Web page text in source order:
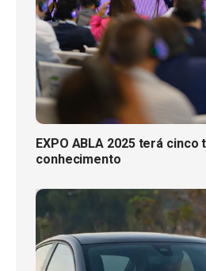
EXPO ABLA 2025 terá cinco
conhecimento